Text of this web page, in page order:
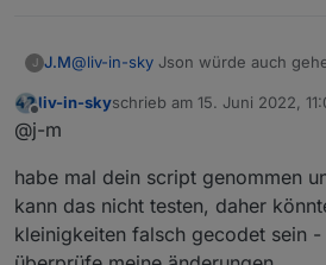
J J.M@liv-in-sky Json würde auch
es auch möglich.
dein Script so anzupassen wie es
gegoogelt probiert gelöscht von
wenn kein Fehler bei meiner
Was ich damit sagen will, ich habe
Offline
liv-in-skyschrieb am 15. Juni 2022,
zuletzt editiert von
@j-m
habe mal dein script genommen
kann das nicht testen, daher
kleinigkeiten falsch gecodet sein -